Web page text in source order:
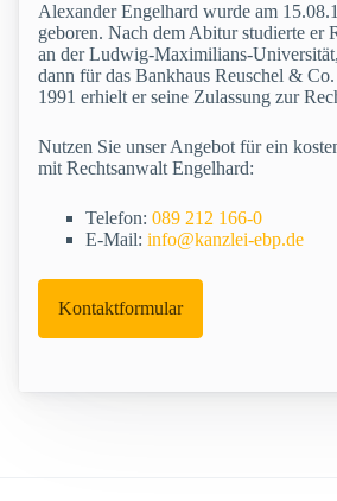
Alexander Engelhard wurde am
geboren. Nach dem Abitur studierte er
an der Ludwig-Maximilians-
dann für das Bankhaus Reuschel &
1991 erhielt er seine Zulassung zur
Nutzen Sie unser Angebot für ein
mit Rechtsanwalt Engelhard:
Telefon: 089 212 166-0
E-Mail: info@kanzlei-ebp.de
Kontaktformular